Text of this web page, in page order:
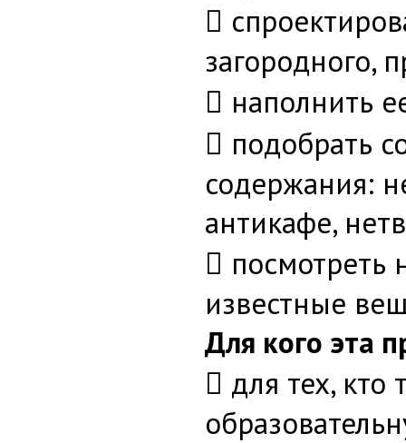

загородного,
 наполнить
 подобрать
содержания:
антикафе,
 посмотреть
известные
Для кого эта
 для тех, кто